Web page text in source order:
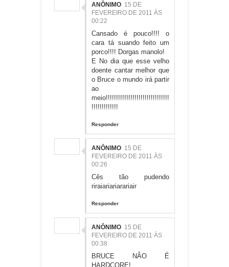
ANÔNIMO 15 DE
FEVEREIRO DE 2011 ÀS
00:22
Cansado é pouco!!!! o
cara tá suando feito um
porco!!!! Dorgas manolo!
E No dia que esse velho
doente cantar melhor que
o Bruce o mundo irá partir
ao
meio!!!!!!!!!!!!!!!!!!!!!!!!!!!!!!!
!!!!!!!!!!!!!
Responder
ANÔNIMO 15 DE
FEVEREIRO DE 2011 ÀS
00:26
Cês tão pudendo
riraiariariarariair
Responder
ANÔNIMO 15 DE
FEVEREIRO DE 2011 ÀS
00:38
BRUCE NÂO É
HARDCORE!